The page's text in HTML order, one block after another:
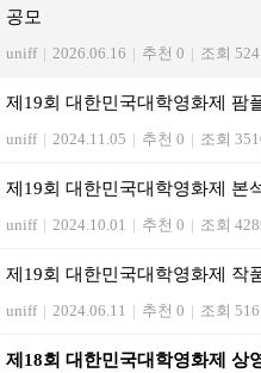
공모
uniff | 2026.06.16 | 추천 0 | 조회 524
제19회 대한민국대학영화제 팜
uniff | 2024.11.05 | 추천 0 | 조회
제19회 대한민국대학영화제 본
uniff | 2024.10.01 | 추천 0 | 조회
제19회 대한민국대학영화제 작
uniff | 2024.06.11 | 추천 0 | 조회
제18회 대한민국대학영화제 상